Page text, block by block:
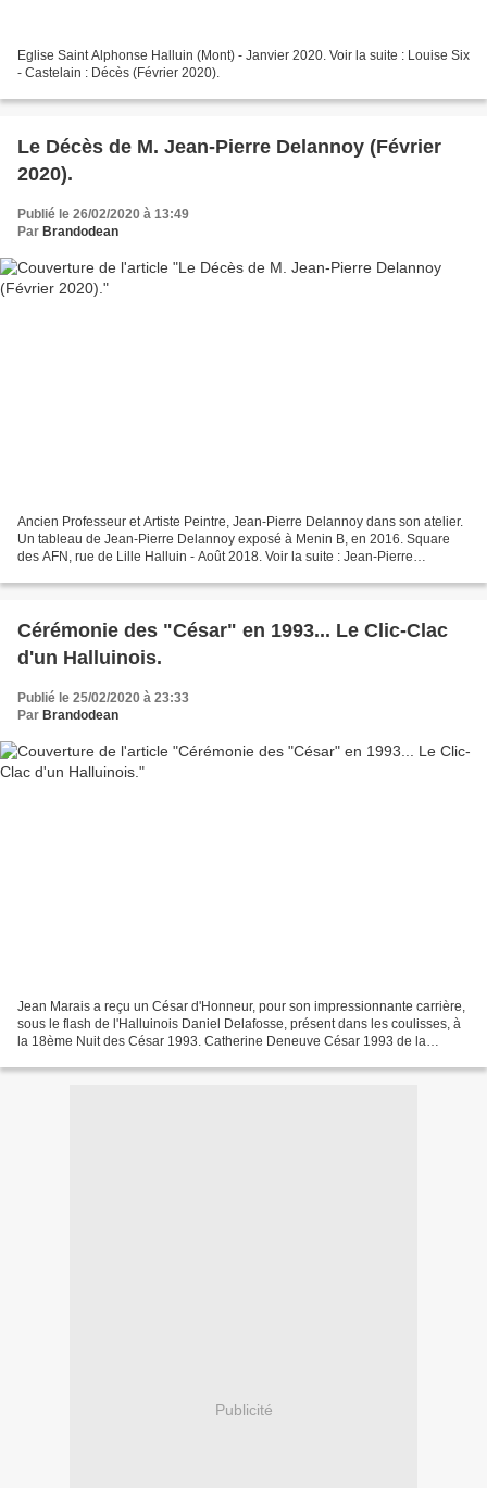
Eglise Saint Alphonse Halluin (Mont) - Janvier 2020. Voir la suite : Louise Six
- Castelain : Décès (Février 2020).
Le Décès de M. Jean-Pierre Delannoy (Février
2020).
Publié le 26/02/2020 à 13:49
Par Brandodean
Ancien Professeur et Artiste Peintre, Jean-Pierre Delannoy dans son atelier.
Un tableau de Jean-Pierre Delannoy exposé à Menin B, en 2016. Square
des AFN, rue de Lille Halluin - Août 2018. Voir la suite : Jean-Pierre
Cérémonie des "César" en 1993... Le Clic-Clac
d'un Halluinois.
Publié le 25/02/2020 à 23:33
Par Brandodean
Jean Marais a reçu un César d'Honneur, pour son impressionnante carrière,
sous le flash de l'Halluinois Daniel Delafosse, présent dans les coulisses, à
la 18ème Nuit des César 1993. Catherine Deneuve César 1993 de la
Publicité